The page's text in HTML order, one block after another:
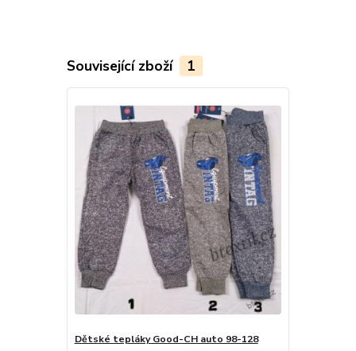
Související zboží 1
Dětské tepláky Good-CH auto 98-128